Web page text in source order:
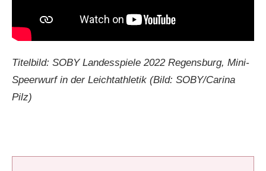
Titelbild: SOBY Landesspiele 2022 Regensburg, Mini-
Speerwurf in der Leichtathletik (Bild: SOBY/Carina
Pilz)